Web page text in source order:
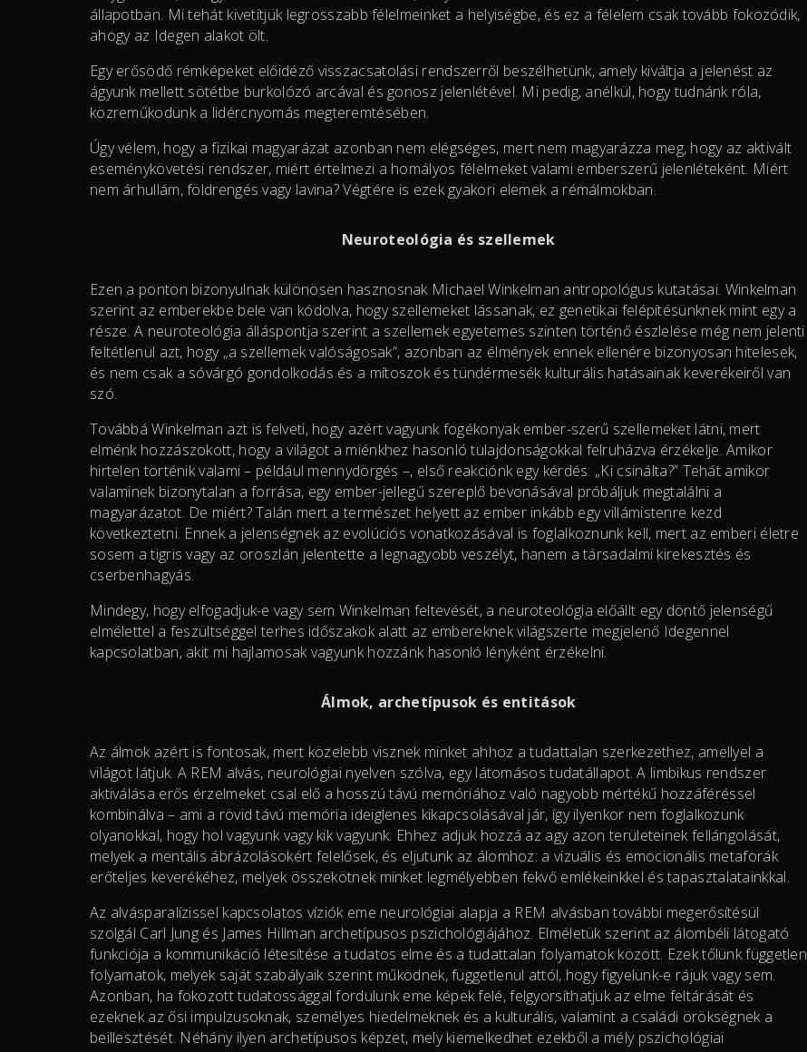
állapotban. Mi tehát kivetítjük legrosszabb félelmeinket a helyiségbe, és ez a félelem csak tovább fokozódik,
ahogy az Idegen alakot ölt.
Egy erősödő rémképeket előidéző visszacsatolási rendszerről beszélhetünk, amely kiváltja a jelenést az
ágyunk mellett sötétbe burkolózó arcával és gonosz jelenlétével. Mi pedig, anélkül, hogy tudnánk róla,
közreműködünk a lidércnyomás megteremtésében.
Úgy vélem, hogy a fizikai magyarázat azonban nem elégséges, mert nem magyarázza meg, hogy az aktivált
eseménykövetési rendszer, miért értelmezi a homályos félelmeket valami emberszerű jelenléteként. Miért
nem árhullám, földrengés vagy lavina? Végtére is ezek gyakori elemek a rémálmokban.
Neuroteológia és szellemek
Ezen a ponton bizonyulnak különösen hasznosnak Michael Winkelman antropológus kutatásai. Winkelman
szerint az emberekbe bele van kódolva, hogy szellemeket lássanak, ez genetikai felépítésünknek mint egy a
része. A neuroteológia álláspontja szerint a szellemek egyetemes szinten történő észlelése még nem jelenti
feltétlenül azt, hogy „a szellemek valóságosak”, azonban az élmények ennek ellenére bizonyosan hitelesek,
és nem csak a sóvárgó gondolkodás és a mítoszok és tündérmesék kulturális hatásainak keverékeiről van
szó.
Továbbá Winkelman azt is felveti, hogy azért vagyunk fogékonyak ember-szerű szellemeket látni, mert
elménk hozzászokott, hogy a világot a miénkhez hasonló tulajdonságokkal felruházva érzékelje. Amikor
hirtelen történik valami – például mennydörgés –, első reakciónk egy kérdés: „Ki csinálta?” Tehát amikor
valaminek bizonytalan a forrása, egy ember-jellegű szereplő bevonásával próbáljuk megtalálni a
magyarázatot. De miért? Talán mert a természet helyett az ember inkább egy villámistenre kezd
következtetni. Ennek a jelenségnek az evolúciós vonatkozásával is foglalkoznunk kell, mert az emberi életre
sosem a tigris vagy az oroszlán jelentette a legnagyobb veszélyt, hanem a társadalmi kirekesztés és
cserbenhagyás.
Mindegy, hogy elfogadjuk-e vagy sem Winkelman feltevését, a neuroteológia előállt egy döntő jelenségű
elmélettel a feszültséggel terhes időszakok alatt az embereknek világszerte megjelenő Idegennel
kapcsolatban, akit mi hajlamosak vagyunk hozzánk hasonló lényként érzékelni.
Álmok, archetípusok és entitások
Az álmok azért is fontosak, mert közelebb visznek minket ahhoz a tudattalan szerkezethez, amellyel a
világot látjuk. A REM alvás, neurológiai nyelven szólva, egy látomásos tudatállapot. A limbikus rendszer
aktiválása erős érzelmeket csal elő a hosszú távú memóriához való nagyobb mértékű hozzáféréssel
kombinálva – ami a rövid távú memória ideiglenes kikapcsolásával jár, így ilyenkor nem foglalkozunk
olyanokkal, hogy hol vagyunk vagy kik vagyunk. Ehhez adjuk hozzá az agy azon területeinek fellángolását,
melyek a mentális ábrázolásokért felelősek, és eljutunk az álomhoz: a vizuális és emocionális metaforák
erőteljes keverékéhez, melyek összekötnek minket legmélyebben fekvő emlékeinkkel és tapasztalatainkkal.
Az alvásparalízissel kapcsolatos víziók eme neurológiai alapja a REM alvásban további megerősítésül
szolgál Carl Jung és James Hillman archetípusos pszichológiájához. Elméletük szerint az álombéli látogató
funkciója a kommunikáció létesítése a tudatos elme és a tudattalan folyamatok között. Ezek tőlünk független
folyamatok, melyek saját szabályaik szerint működnek, függetlenül attól, hogy figyelünk-e rájuk vagy sem.
Azonban, ha fokozott tudatossággal fordulunk eme képek felé, felgyorsíthatjuk az elme feltárását és
ezeknek az ősi impulzusoknak, személyes hiedelmeknek és a kulturális, valamint a családi örökségnek a
beillesztését. Néhány ilyen archetípusos képzet, mely kiemelkedhet ezekből a mély pszichológiai